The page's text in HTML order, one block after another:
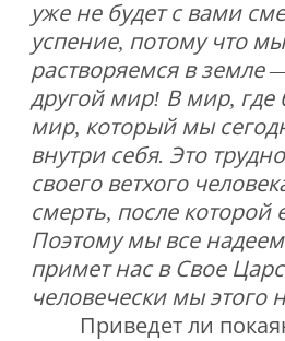
уже не будет с вами
успение, потому что
растворяемся в земле
другой мир! В мир, где
мир, который мы
внутри себя. Это
своего ветхого
смерть, после которой
Поэтому мы все
примет нас в Свое
человечески мы этого
Приведет ли